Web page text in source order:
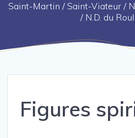
Saint-Martin / Saint-Viateur /
/ N.D. du
Figures